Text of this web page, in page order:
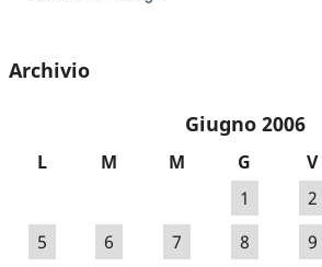
Archivio
Giugno 2006
L M M G V
1
2
5
6 7 8 9